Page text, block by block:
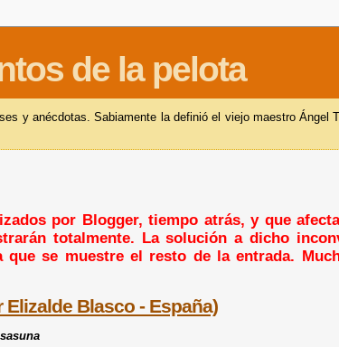
de la pelota
y anécdotas. Sabiamente la definió el viejo maestro Ángel
por Blogger, tiempo atrás, y que
totalmente. La solución a dicho
se muestre el resto de la entrada.
Elizalde Blasco - España)